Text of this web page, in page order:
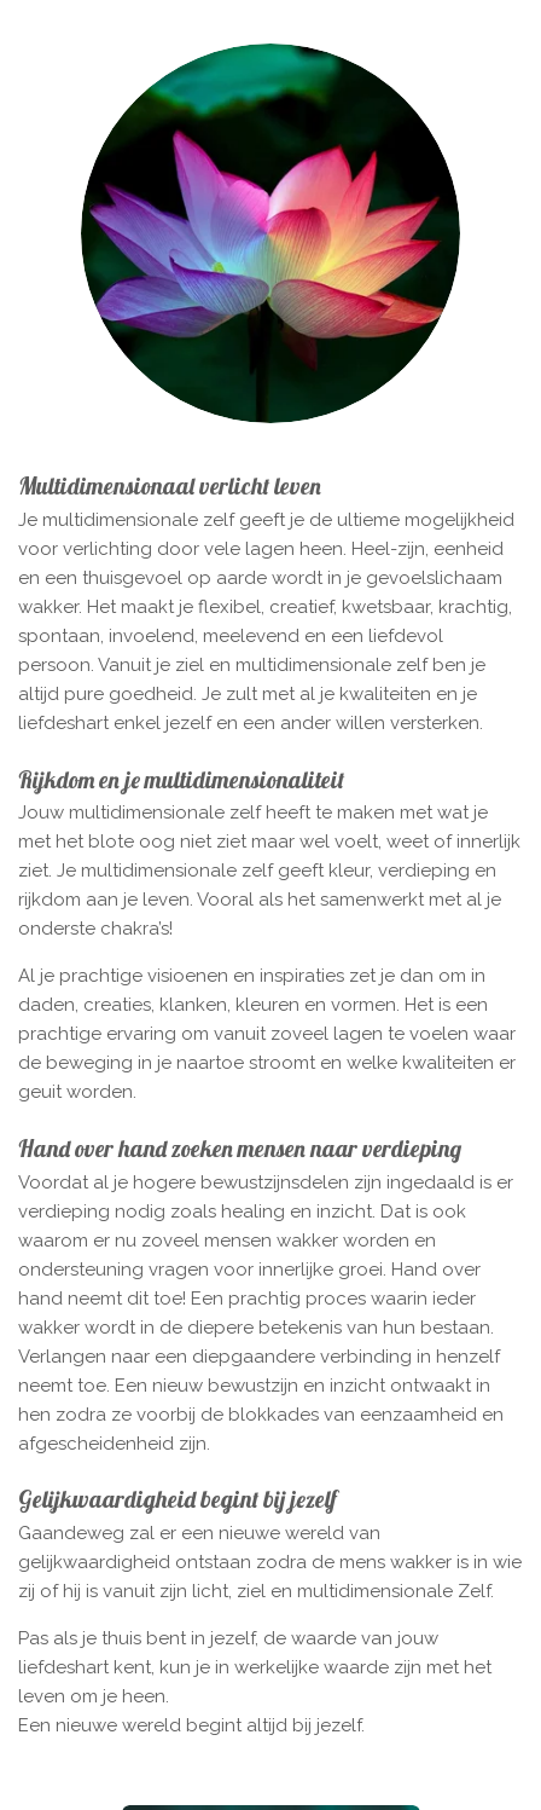
Multidimensionaal verlicht leven
Je multidimensionale zelf geeft je de ultieme mogelijkheid
voor verlichting door vele lagen heen. Heel-zijn, eenheid
en een thuisgevoel op aarde wordt in je gevoelslichaam
wakker. Het maakt je flexibel, creatief, kwetsbaar, krachtig,
spontaan, invoelend, meelevend en een liefdevol
persoon. Vanuit je ziel en multidimensionale zelf ben je
altijd pure goedheid. Je zult met al je kwaliteiten en je
liefdeshart enkel jezelf en een ander willen versterken.
Rijkdom en je multidimensionaliteit
Jouw multidimensionale zelf heeft te maken met wat je
met het blote oog niet ziet maar wel voelt, weet of innerlijk
ziet. Je multidimensionale zelf geeft kleur, verdieping en
rijkdom aan je leven. Vooral als het samenwerkt met al je
onderste chakra’s!
Al je prachtige visioenen en inspiraties zet je dan om in
daden, creaties, klanken, kleuren en vormen. Het is een
prachtige ervaring om vanuit zoveel lagen te voelen waar
de beweging in je naartoe stroomt en welke kwaliteiten er
geuit worden.
Hand over hand zoeken mensen naar verdieping
Voordat al je hogere bewustzijnsdelen zijn ingedaald is er
verdieping nodig zoals healing en inzicht. Dat is ook
waarom er nu zoveel mensen wakker worden en
ondersteuning vragen voor innerlijke groei. Hand over
hand neemt dit toe! Een prachtig proces waarin ieder
wakker wordt in de diepere betekenis van hun bestaan.
Verlangen naar een diepgaandere verbinding in henzelf
neemt toe. Een nieuw bewustzijn en inzicht ontwaakt in
hen zodra ze voorbij de blokkades van eenzaamheid en
afgescheidenheid zijn.
Gelijkwaardigheid begint bij jezelf
Gaandeweg zal er een nieuwe wereld van
gelijkwaardigheid ontstaan zodra de mens wakker is in wie
zij of hij is vanuit zijn licht, ziel en multidimensionale Zelf.
Pas als je thuis bent in jezelf, de waarde van jouw
liefdeshart kent, kun je in werkelijke waarde zijn met het
leven om je heen.
Een nieuwe wereld begint altijd bij jezelf.